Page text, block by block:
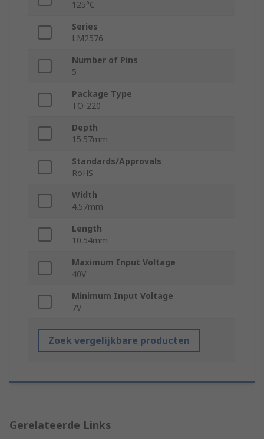
125°C
Series
LM2576
Number of Pins
5
Package Type
TO-220
Depth
15.57mm
Standards/Approvals
RoHS
Width
4.57mm
Length
10.54mm
Maximum Input Voltage
40V
Minimum Input Voltage
7V
Zoek vergelijkbare producten
Gerelateerde Links